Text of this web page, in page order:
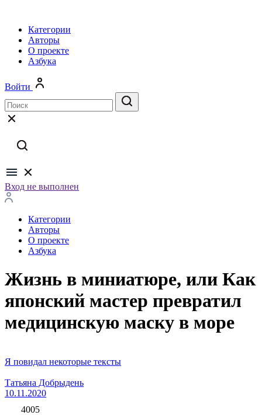
Категории
Авторы
О проекте
Азбука
Войти
Вход не выполнен
Категории
Авторы
О проекте
Азбука
Жизнь в миниатюре, или Как
японский мастер превратил
медицинскую маску в море
Я повидал некоторые тексты
Татьяна Добрыдень
10.11.2020
4005